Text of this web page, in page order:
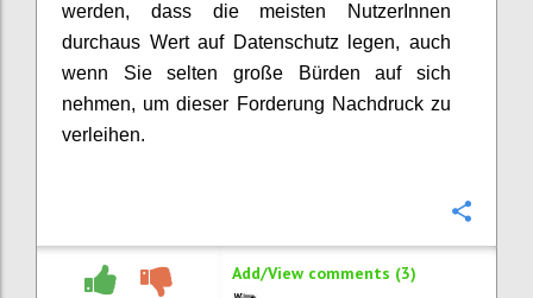
werden, dass die meisten NutzerInnen
durchaus Wert auf Datenschutz legen, auch
wenn Sie selten große Bürden auf sich
nehmen, um dieser Forderung Nachdruck zu
verleihen.
Add/View comments (3)